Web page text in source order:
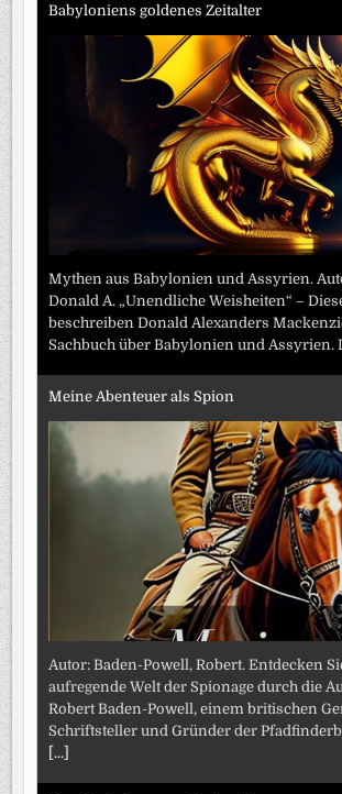
Babyloniens goldenes Zeitalter
Mythen aus Babylonien und Assyrien.
Donald A. „Unendliche Weisheiten“ –
beschreiben Donald Alexanders
Sachbuch über Babylonien und Assyrien.
Meine Abenteuer als Spion
Autor: Baden-Powell, Robert. Entdecken
aufregende Welt der Spionage durch die
Robert Baden-Powell, einem britischen
Schriftsteller und Gründer der
[...]